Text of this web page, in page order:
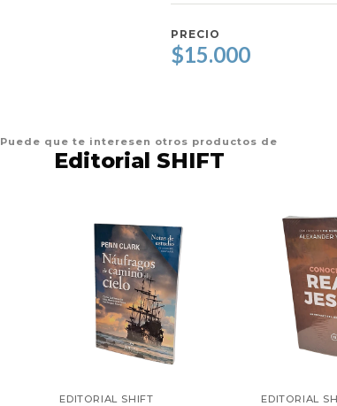
PRECIO
$15.000
Puede que te interesen otros productos de
Editorial SHIFT
EDITORIAL SHIFT EDITORIAL